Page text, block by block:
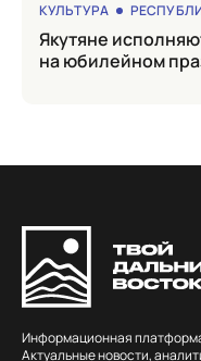
КУЛЬТУРА
Якутяне
на юбилейном
Информационная
Актуальные новости,